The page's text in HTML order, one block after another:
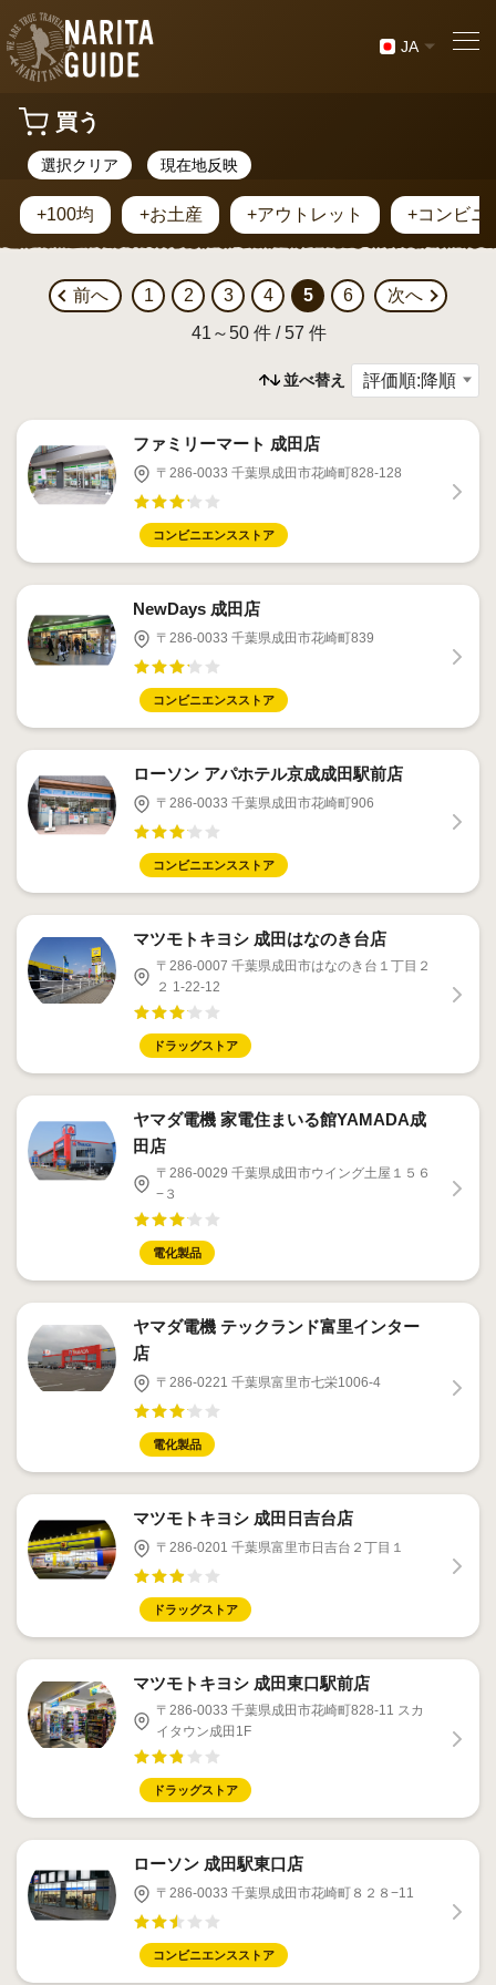
JA
買う
選択クリア 現在地反映
+100均 +お土産 +アウトレット +コンビニ
前へ 1 2 3 4 5 6
次へ
41～50 件 / 57 件
並べ替え
ファミリーマート 成田店
〒286-0033 千葉県成田市花崎町828-128
コンビニエンスストア
NewDays 成田店
〒286-0033 千葉県成田市花崎町839
コンビニエンスストア
ローソン アパホテル京成成田駅前店
〒286-0033 千葉県成田市花崎町906
コンビニエンスストア
マツモトキヨシ 成田はなのき台店
〒286-0007 千葉県成田市はなのき台１丁目２
２ 1-22-12
ドラッグストア
ヤマダ電機 家電住まいる館YAMADA成
田店
〒286-0029 千葉県成田市ウイング土屋１５６
−３
電化製品
ヤマダ電機 テックランド富里インター
店
〒286-0221 千葉県富里市七栄1006-4
電化製品
マツモトキヨシ 成田日吉台店
〒286-0201 千葉県富里市日吉台２丁目１
ドラッグストア
マツモトキヨシ 成田東口駅前店
〒286-0033 千葉県成田市花崎町828-11 スカ
イタウン成田1F
ドラッグストア
ローソン 成田駅東口店
〒286-0033 千葉県成田市花崎町８２８−11
コンビニエンスストア